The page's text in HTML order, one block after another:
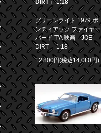
DIRT」 1:18
グリーンライト 1979 ポ
ンティアック ファイヤー
バード T/A 映画「JOE
DIRT」 1:18
12,800円(税込14,080円)